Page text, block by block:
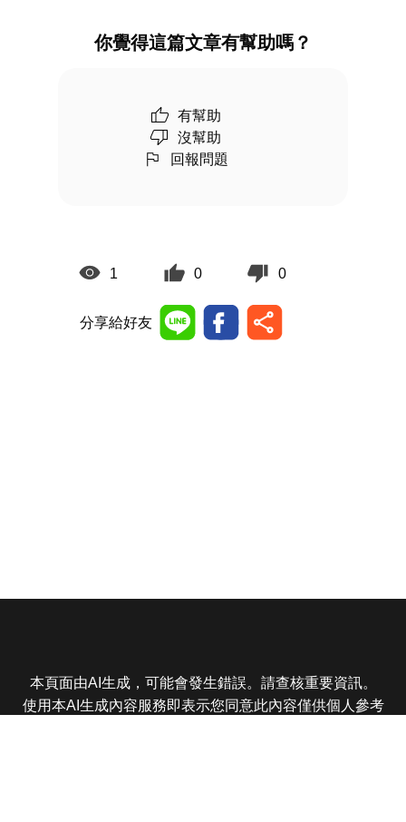
你覺得這篇文章有幫助嗎？
有幫助
沒幫助
回報問題
1 0 0
分享給好友
本頁面由AI生成，可能會發生錯誤。請查核重要資訊。
使用本AI生成內容服務即表示您同意此內容僅供個人參考